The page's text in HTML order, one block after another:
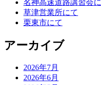
名神高速道路講習会
草津営業所にて
栗東市にて
アーカイブ
2026年7月
2026年6月